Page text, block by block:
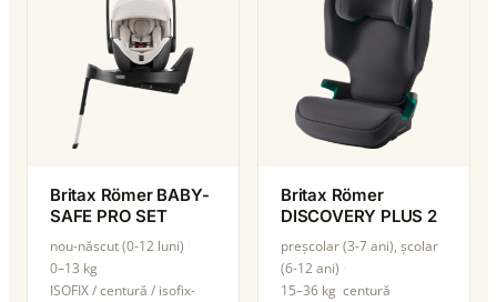
Britax Römer BABY-
SAFE PRO SET
nou-născut (0-12 luni)
0–13 kg
ISOFIX / centură / isofix-
Britax Römer
DISCOVERY PLUS 2
preșcolar (3-7 ani), școlar
(6-12 ani)
15–36 kg centură